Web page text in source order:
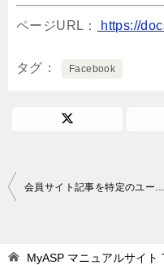
ページURL： https://
タグ Facebook
投
MyASP マニュアルサイト